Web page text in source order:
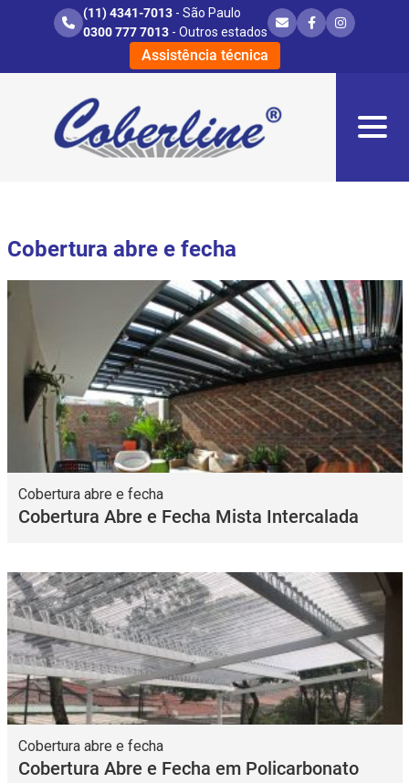
(11) 4341-7013 - São Paulo
0300 777 7013 - Outros estados
Assistência técnica
Cobertura abre e fecha
Cobertura abre e fecha
Cobertura Abre e Fecha Mista Intercalada
Cobertura abre e fecha
Cobertura Abre e Fecha em Policarbonato